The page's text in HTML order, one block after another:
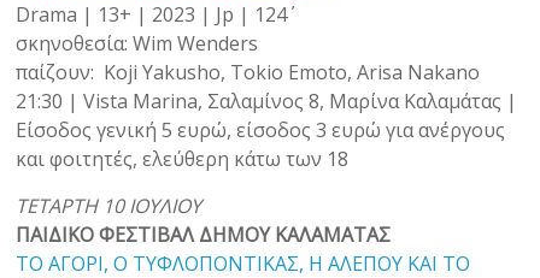
Drama | 13+ | 2023 | Jp | 124΄
σκηνοθεσία: Wim Wenders
παίζουν: Koji Yakusho, Tokio Emoto, Arisa Nakano
21:30 | Vista Marina, Σαλαμίνος 8, Μαρίνα Καλαμάτας |
Είσοδος γενική 5 ευρώ, είσοδος 3 ευρώ για ανέργους
και φοιτητές, ελεύθερη κάτω των 18
ΤΕΤΑΡΤΗ 10 ΙΟΥΛΙΟΥ
ΠΑΙΔΙΚΟ ΦΕΣΤΙΒΑΛ ΔΗΜΟΥ ΚΑΛΑΜΑΤΑΣ
ΤΟ ΑΓΟΡΙ, Ο ΤΥΦΛΟΠΟΝΤΙΚΑΣ, Η ΑΛΕΠΟΥ ΚΑΙ ΤΟ